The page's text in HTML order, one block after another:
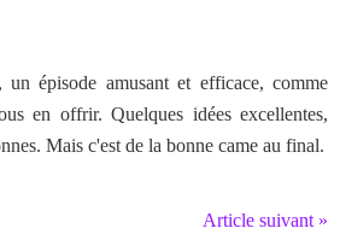
épisode amusant et efficace, comme
en offrir. Quelques idées excellentes,
Mais c'est de la bonne came au final.
Article suivant »